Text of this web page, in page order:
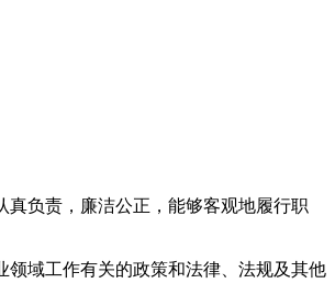
真负责，廉洁公正，能够客观地履行职
领域工作有关的政策和法律、法规及其他